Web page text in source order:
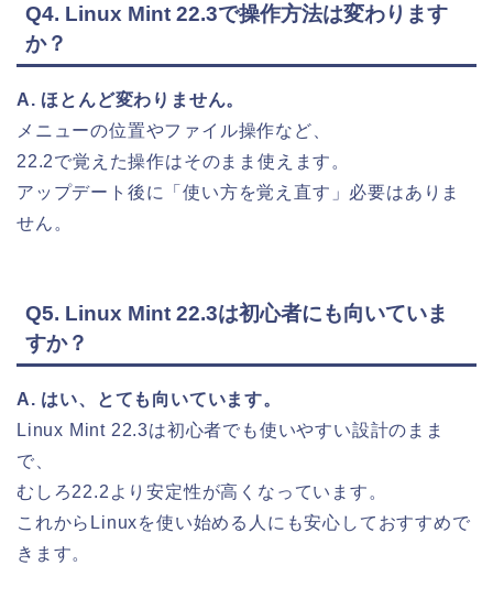
Q4. Linux Mint 22.3で操作方法は変わります
か？
A. ほとんど変わりません。
メニューの位置やファイル操作など、
22.2で覚えた操作はそのまま使えます。
アップデート後に「使い方を覚え直す」必要はありま
せん。
Q5. Linux Mint 22.3は初心者にも向いていま
すか？
A. はい、とても向いています。
Linux Mint 22.3は初心者でも使いやすい設計のまま
で、
むしろ22.2より安定性が高くなっています。
これからLinuxを使い始める人にも安心しておすすめで
きます。